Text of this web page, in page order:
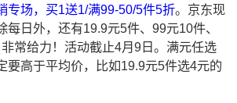
专场，买1送1/满99-50/5件5折。京东现
每日外，还有19.9元5件、99元10件、
常给力！活动截止4月9日。满元任选
要高于平均价，比如19.9元5件选4元的